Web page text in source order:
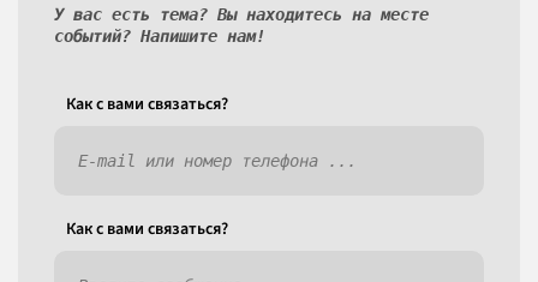
У вас есть тема? Вы находитесь на месте
событий? Напишите нам!
Как c вами связаться?
Как c вами связаться?